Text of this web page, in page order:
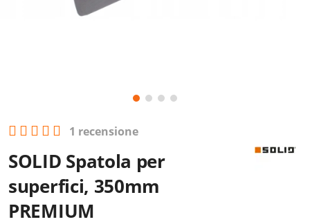
1 recensione
SOLID Spatola per
superfici, 350mm
PREMIUM